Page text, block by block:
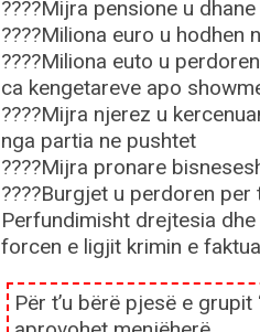
????Mijra pensione u
????Miliona euro u
????Miliona euto u
ca kengetareve apo
????Mijra njerez u
nga partia ne pushtet
????Mijra pronare
????Burgjet u perdoren
Perfundimisht drejtesia
forcen e ligjit krimin e
Për t’u bërë pjesë e grupit